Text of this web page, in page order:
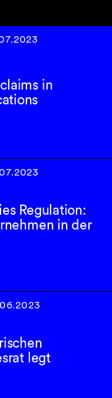
in
Regulation:
in der
legt